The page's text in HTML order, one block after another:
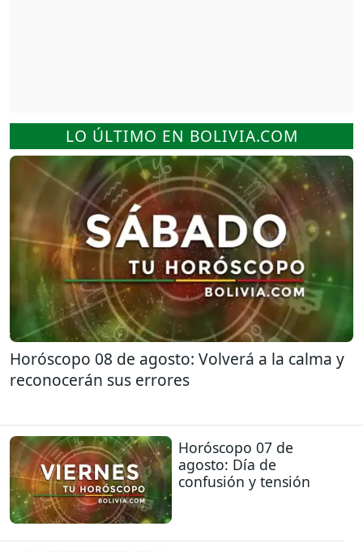
LO ÚLTIMO EN BOLIVIA.COM
Horóscopo 08 de agosto: Volverá a la calma y
reconocerán sus errores
Horóscopo 07 de
agosto: Día de
confusión y tensión